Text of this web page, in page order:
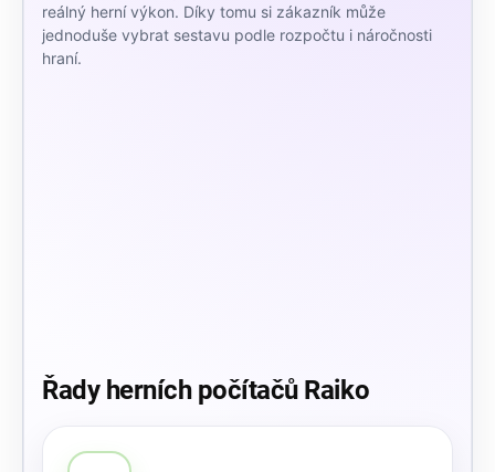
reálný herní výkon. Díky tomu si zákazník může
jednoduše vybrat sestavu podle rozpočtu i náročnosti
hraní.
Řady herních počítačů Raiko